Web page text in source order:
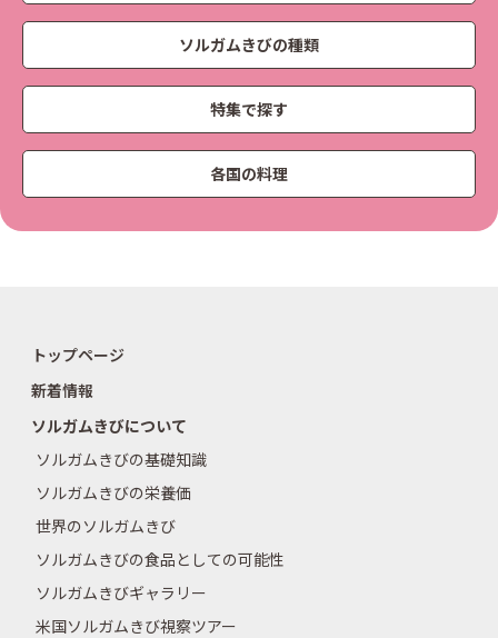
ソルガムきびの種類
特集で探す
各国の料理
トップページ
新着情報
ソルガムきびについて
ソルガムきびの基礎知識
ソルガムきびの栄養価
世界のソルガムきび
ソルガムきびの食品としての可能性
ソルガムきびギャラリー
米国ソルガムきび視察ツアー